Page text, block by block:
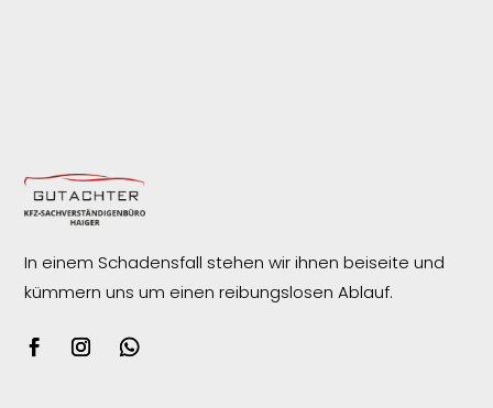
In einem Schadensfall stehen wir ihnen beiseite und
kümmern uns um einen reibungslosenAblauf.